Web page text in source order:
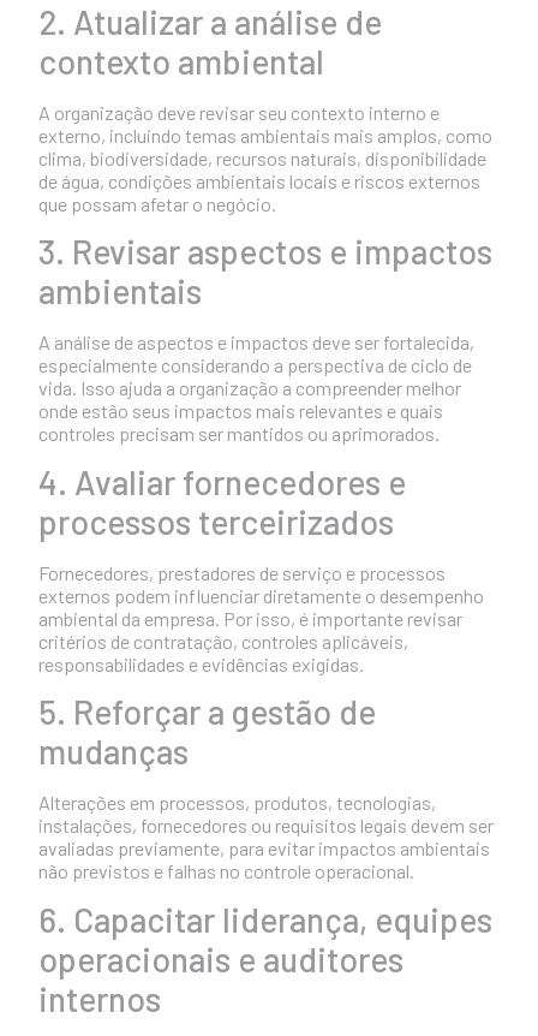
2. Atualizar a análise de
contexto ambiental
A organização deve revisar seu contexto interno e
externo, incluindo temas ambientais mais amplos, como
clima, biodiversidade, recursos naturais, disponibilidade
de água, condições ambientais locais e riscos externos
que possam afetar o negócio.
3. Revisar aspectos e impactos
ambientais
A análise de aspectos e impactos deve ser fortalecida,
especialmente considerando a perspectiva de ciclo de
vida. Isso ajuda a organização a compreender melhor
onde estão seus impactos mais relevantes e quais
controles precisam ser mantidos ou aprimorados.
4. Avaliar fornecedores e
processos terceirizados
Fornecedores, prestadores de serviço e processos
externos podem influenciar diretamente o desempenho
ambiental da empresa. Por isso, é importante revisar
critérios de contratação, controles aplicáveis,
responsabilidades e evidências exigidas.
5. Reforçar a gestão de
mudanças
Alterações em processos, produtos, tecnologias,
instalações, fornecedores ou requisitos legais devem ser
avaliadas previamente, para evitar impactos ambientais
não previstos e falhas no controle operacional.
6. Capacitar liderança, equipes
operacionais e auditores
internos